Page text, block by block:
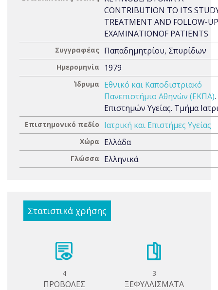
CONTRIBUTION TO ITS
TREATMENT AND FOLLOW-UP
EXAMINATIONOF PATIENTS
Συγγραφέας Παπαδημητρίου, Σπυρίδων
Ημερομηνία 1979
Ίδρυμα
Εθνικό και Καποδιστριακό
Πανεπιστήμιο Αθηνών (ΕΚΠΑ)
Επιστημών Υγείας. Τμήμα
Επιστημονικό πεδίο Ιατρική και Επιστήμες Υγείας
Χώρα Ελλάδα
Γλώσσα Ελληνικά
Στατιστικά χρήσης
4
ΠΡΟΒΟΛΕΣ
3
ΞΕΦΥΛΛΙΣΜΑΤΑ